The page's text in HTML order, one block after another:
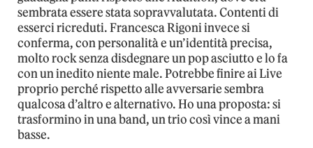
sembrata essere stata sopravvalutata. Contenti di
esserci ricreduti. Francesca Rigoni invece si
conferma, con personalità e un’identità precisa,
molto rock senza disdegnare un pop asciutto e lo fa
con un inedito niente male. Potrebbe finire ai Live
proprio perché rispetto alle avversarie sembra
qualcosa d’altro e alternativo. Ho una proposta: si
trasformino in una band, un trio così vince a mani
basse.